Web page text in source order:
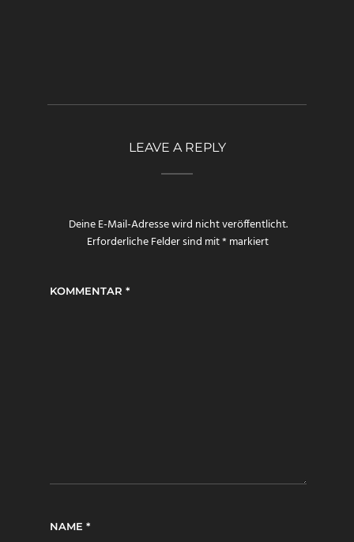
LEAVE A REPLY
Deine E-Mail-Adresse wird nicht veröffentlicht.
Erforderliche Felder sind mit*markiert
KOMMENTAR *
NAME *